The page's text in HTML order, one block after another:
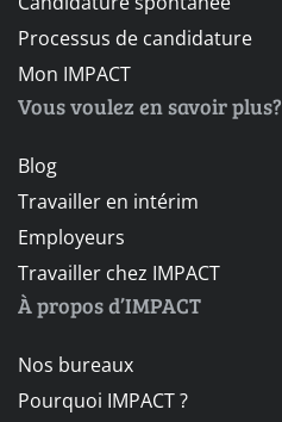
Processus de candidature
Mon IMPACT
Vous voulez en savoir plus?
Blog
Travailler en intérim
Employeurs
Travailler chez IMPACT
À propos d’IMPACT
Nos bureaux
Pourquoi IMPACT ?